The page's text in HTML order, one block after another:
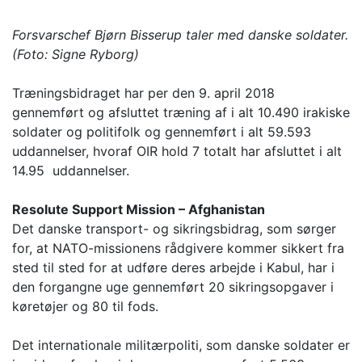
Forsvarschef Bjørn Bisserup taler med danske soldater.
(Foto: Signe Ryborg)
Træningsbidraget har per den 9. april 2018
gennemført og afsluttet træning af i alt 10.490 irakiske
soldater og politifolk og gennemført i alt 59.593
uddannelser, hvoraf OIR hold 7 totalt har afsluttet i alt
14.95 uddannelser.
Resolute Support Mission – Afghanistan
Det danske transport- og sikringsbidrag, som sørger
for, at NATO-missionens rådgivere kommer sikkert fra
sted til sted for at udføre deres arbejde i Kabul, har i
den forgangne uge gennemført 20 sikringsopgaver i
køretøjer og 80 til fods.
Det internationale militærpoliti, som danske soldater er